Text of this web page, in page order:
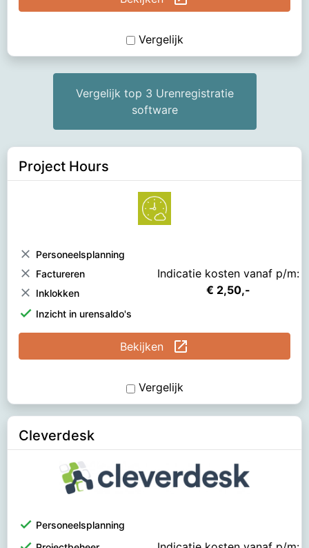
Vergelijk
Vergelijk top 3 Urenregistratie
software
Project Hours
clear Personeelsplanning
clear Factureren
clear Inklokken
check Inzicht in urensaldo's
Indicatie kosten vanaf p/m:
€ 2,50,-
Bekijken open_in_new
Vergelijk
Cleverdesk
check Personeelsplanning